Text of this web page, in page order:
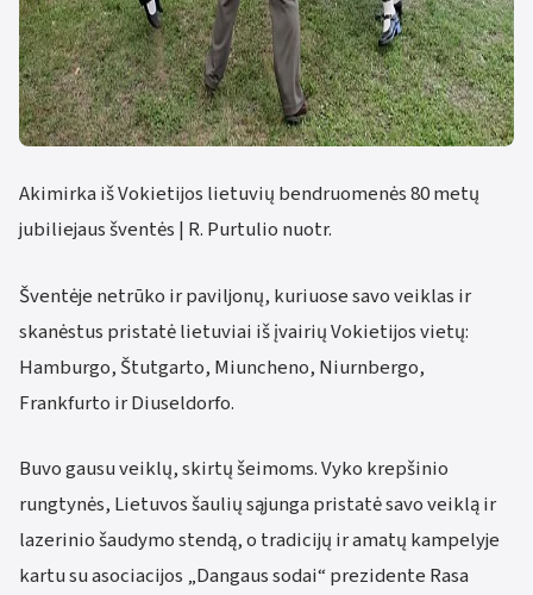
Akimirka iš Vokietijos lietuvių bendruomenės 80 metų
jubiliejaus šventės | R. Purtulio nuotr.
Šventėje netrūko ir paviljonų, kuriuose savo veiklas ir
skanėstus pristatė lietuviai iš įvairių Vokietijos vietų:
Hamburgo, Štutgarto, Miuncheno, Niurnbergo,
Frankfurto ir Diuseldorfo.
Buvo gausu veiklų, skirtų šeimoms. Vyko krepšinio
rungtynės, Lietuvos šaulių sąjunga pristatė savo veiklą ir
lazerinio šaudymo stendą, o tradicijų ir amatų kampelyje
kartu su asociacijos „Dangaus sodai“ prezidente Rasa